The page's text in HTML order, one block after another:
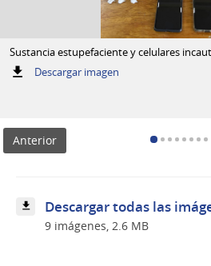
Sustancia estupefaciente y celulares
Descargar imagen:
incautados
Anterior
Descargar todas las
9 imágenes, 2.6 MB